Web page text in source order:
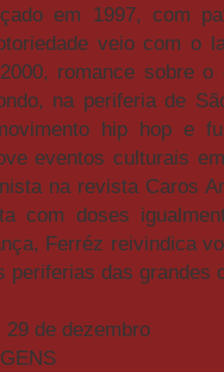
em 1997, com
veio com o
romance sobre o
na periferia de
hip hop e
eventos culturais
na revista Caros
com doses
Ferréz reivindica
periferias das grandes
de dezembro